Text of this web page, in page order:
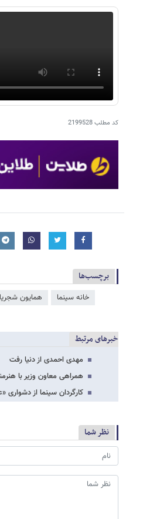
کد مطلب2199528
برچسب‌ها
خانه سینما همایون
خبرهای مرتبط
مهدی احمدی از دنیا رفت
همراهی معاون وزیر با
کارگردان سینما از
نظر شما